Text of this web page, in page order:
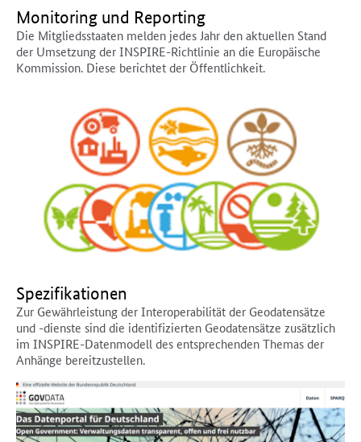
Monitoring und Reporting
Die Mitgliedsstaaten melden jedes Jahr den aktuellen Stand
der Umsetzung der INSPIRE-Richtlinie an die Europäische
Kommission. Diese berichtet der Öffentlichkeit.
Spezifikationen
Zur Gewährleistung der Interoperabilität der Geodatensätze
und -dienste sind die identifizierten Geodatensätze zusätzlich
im INSPIRE-Datenmodell des entsprechenden Themas der
Anhänge bereitzustellen.